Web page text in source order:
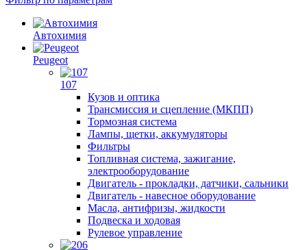
Автохимия
Peugeot
107
Кузов и оптика
Трансмиссия и сцепление (МКПП)
Тормозная система
Лампы, щетки, аккумуляторы
Фильтры
Топливная система, зажигание,
электрооборудование
Двигатель - прокладки, датчики, сальники
Двигатель - навесное оборудование
Масла, антифризы, жидкости
Подвеска и ходовая
Рулевое управление